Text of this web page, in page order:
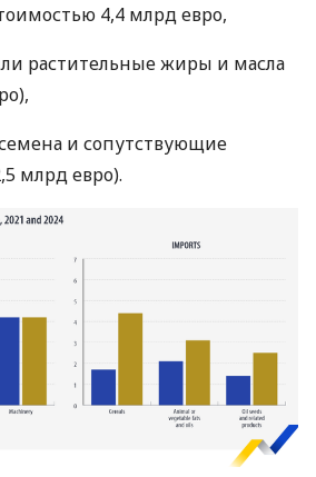
4,4 млрд евро,
растительные жиры и масла
и сопутствующие
млрд евро).